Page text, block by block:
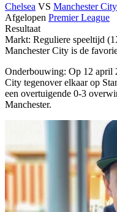
Chelsea VS Manchester City
Afgelopen Premier League
Resultaat
Markt: Reguliere speeltijd
Manchester City is de
Onderbouwing: Op 12 april
City tegenover elkaar op
een overtuigende 0-3
Manchester.